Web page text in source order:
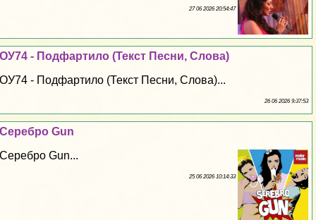
27 06 2026 20:54:47
ОУ74 - Подфартило (Текст Песни, Слова)
ОУ74 - Подфартило (Текст Песни, Слова)...
26 06 2026 9:37:53
Серебро Gun
Серебро Gun...
25 06 2026 10:14:33